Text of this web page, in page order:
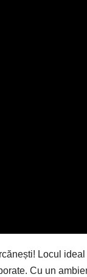
Locul
Cu un